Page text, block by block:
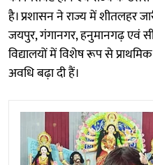
है। प्रशासन ने राज्य में शीतलहर
जयपुर, गंगानगर, हनुमानगढ़ एवं
विद्यालयों में विशेष रूप से
अवधि बढ़ा दी हैं।